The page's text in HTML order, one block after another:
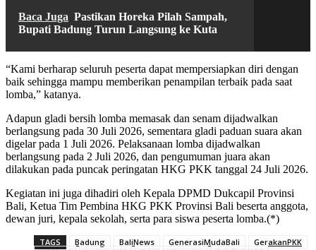
Baca Juga Pastikan Horeka Pilah Sampah,
Bupati Badung Turun Langsung ke Kuta
“Kami berharap seluruh peserta dapat mempersiapkan diri dengan
baik sehingga mampu memberikan penampilan terbaik pada saat
lomba,” katanya.
Adapun gladi bersih lomba memasak dan senam dijadwalkan
berlangsung pada 30 Juli 2026, sementara gladi paduan suara akan
digelar pada 1 Juli 2026. Pelaksanaan lomba dijadwalkan
berlangsung pada 2 Juli 2026, dan pengumuman juara akan
dilakukan pada puncak peringatan HKG PKK tanggal 24 Juli 2026.
Kegiatan ini juga dihadiri oleh Kepala DPMD Dukcapil Provinsi
Bali, Ketua Tim Pembina HKG PKK Provinsi Bali beserta anggota,
dewan juri, kepala sekolah, serta para siswa peserta lomba.(*)
TAGS Badung BaliNews GenerasiMudaBali
GerakanPKK